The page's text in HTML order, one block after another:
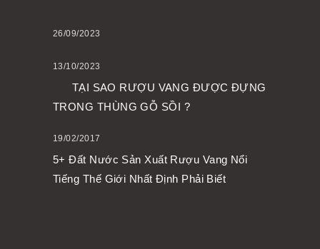
26/09/2023
13/10/2023
TẠI SAO RƯỢU VANG ĐƯỢC ĐỰNG
TRONG THÙNG GỖ SỒI ?
19/02/2017
5+ Đất Nước Sản Xuất Rượu Vang Nổi
Tiếng Thế Giới Nhất Định Phải Biết